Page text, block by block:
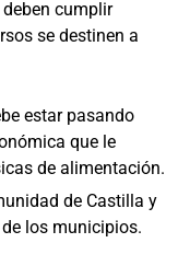
cumplir
se destinen a
estar pasando
que le
de alimentación.
de Castilla y
los municipios.